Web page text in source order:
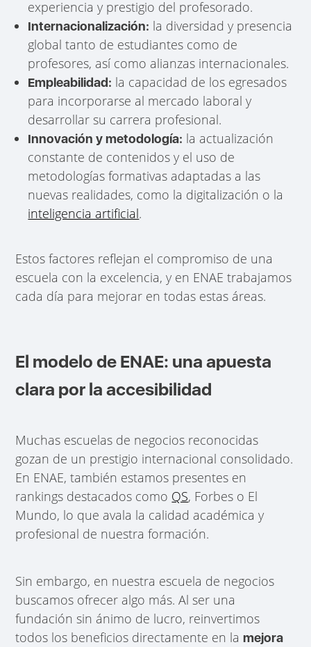
experiencia y prestigio del profesorado.
Internacionalización: la diversidad y presencia
global tanto de estudiantes como de
profesores, así como alianzas internacionales.
Empleabilidad: la capacidad de los egresados
para incorporarse al mercado laboral y
desarrollar su carrera profesional.
Innovación y metodología: la actualización
constante de contenidos y el uso de
metodologías formativas adaptadas a las
nuevas realidades, como la digitalización o la
inteligencia artificial.
Estos factores reflejan el compromiso de una
escuela con la excelencia, y en ENAE trabajamos
cada día para mejorar en todas estas áreas.
El modelo de ENAE: una apuesta
clara por la accesibilidad
Muchas escuelas de negocios reconocidas
gozan de un prestigio internacional consolidado.
En ENAE, también estamos presentes en
rankings destacados como QS, Forbes o El
Mundo, lo que avala la calidad académica y
profesional de nuestra formación.
Sin embargo, en nuestra escuela de negocios
buscamos ofrecer algo más. Al ser una
fundación sin ánimo de lucro, reinvertimos
todos los beneficios directamente en lamejora